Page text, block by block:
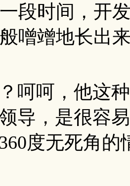
段时间，开
噌竲地长出
呵呵，他这
导，是很容
度无死角